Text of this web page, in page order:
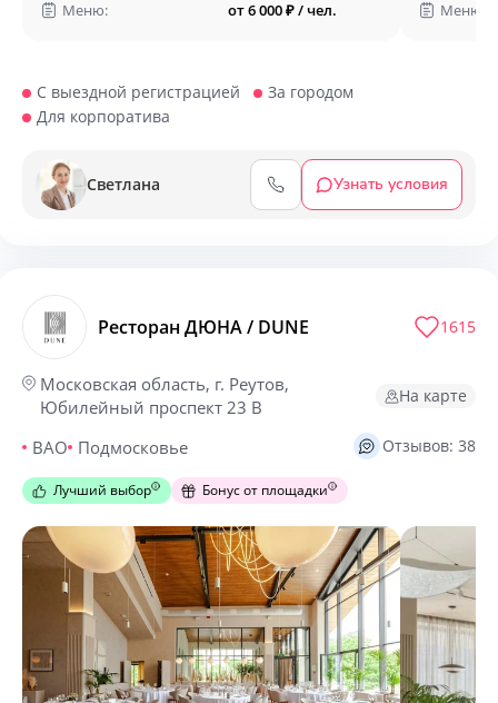
Меню:
от 6 000 ₽ / чел.
Меню:
С выездной регистрацией
За городом
Для корпоратива
Светлана Узнать условия
Ресторан ДЮНА / DUNE
Московская область, г. Реутов,
Юбилейный проспект 23 В
ВАО Подмосковье
На карте
1615
Отзывов: 38
Бонус от площадки
Лучший выбор